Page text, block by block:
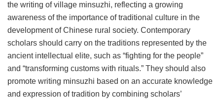
the writing of village minsuzhi, reflecting a growing
awareness of the importance of traditional culture in the
development of Chinese rural society. Contemporary
scholars should carry on the traditions represented by the
ancient intellectual elite, such as “fighting for the people”
and “transforming customs with rituals.” They should also
promote writing minsuzhi based on an accurate knowledge
and expression of tradition by combining scholars’